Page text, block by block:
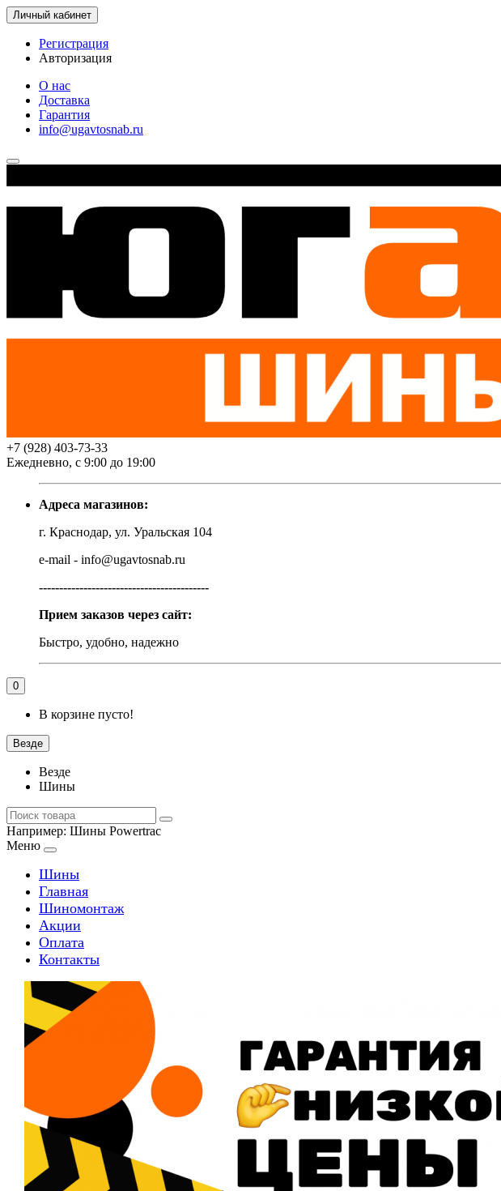
Личный кабинет
Регистрация
Авторизация
О нас
Доставка
Гарантия
info@ugavtosnab.ru
+7 (928) 403-73-33
Ежедневно, с 9:00 до 19:00
Адреса магазинов:
г. Краснодар, ул. Уральская 104
e-mail - info@ugavtosnab.ru
------------------------------------------
Прием заказов через сайт:
Быстро, удобно, надежно
0
В корзине пусто!
Везде
Везде
Шины
Например: Шины Powertrac
Меню
Шины
Главная
Шиномонтаж
Акции
Оплата
Контакты